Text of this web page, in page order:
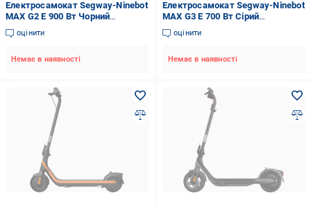
Електросамокат Segway-Ninebot
MAX G2 E 900 Вт Чорний
(AA.05.15.01.0003)
оцінити
Немає в наявності
Електросамокат Segway-Ninebot
MAX G3 E 700 Вт Сірий
(AA.05.16.01.0004)
оцінити
Немає в наявності